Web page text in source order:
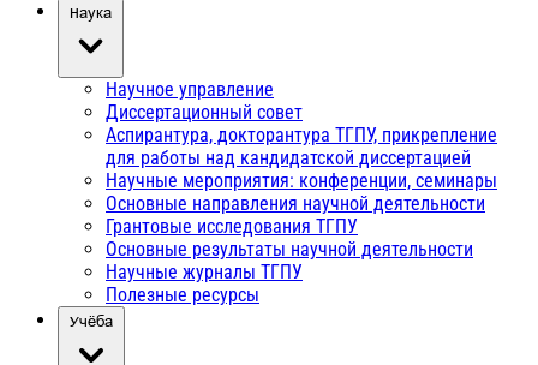
Наука
Научное управление
Диссертационный совет
Аспирантура, докторантура ТГПУ, прикрепление
для работы над кандидатской диссертацией
Научные мероприятия: конференции, семинары
Основные направления научной деятельности
Грантовые исследования ТГПУ
Основные результаты научной деятельности
Научные журналы ТГПУ
Полезные ресурсы
Учёба